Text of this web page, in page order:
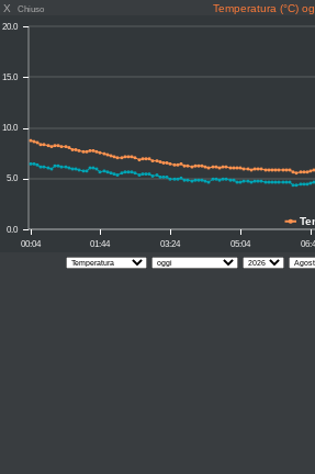
X Chiuso Temperatura (°C)